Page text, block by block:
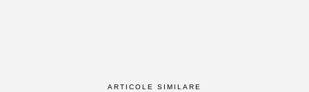
ARTICOLE SIMILARE